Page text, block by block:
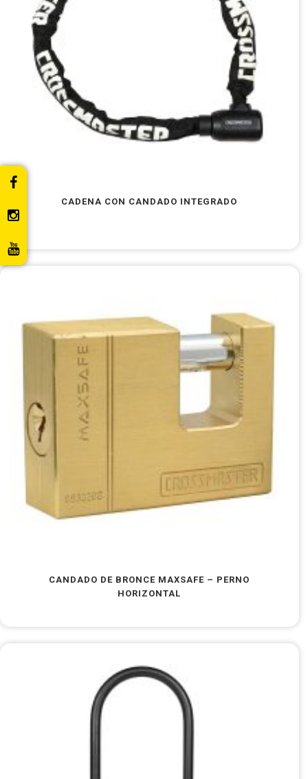
CADENA CON CANDADO INTEGRADO
CANDADO DE BRONCE MAXSAFE – PERNO
HORIZONTAL